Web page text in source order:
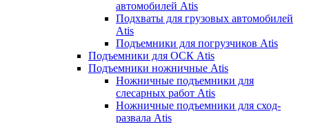
автомобилей Atis
Подхваты для грузовых автомобилей
Atis
Подъемники для погрузчиков Atis
Подъемники для ОСК Atis
Подъемники ножничные Atis
Ножничные подъемники для
слесарных работ Atis
Ножничные подъемники для сход-
развала Atis